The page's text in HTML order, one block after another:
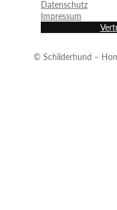
Datenschutz
Impressum
© Schilderhund –